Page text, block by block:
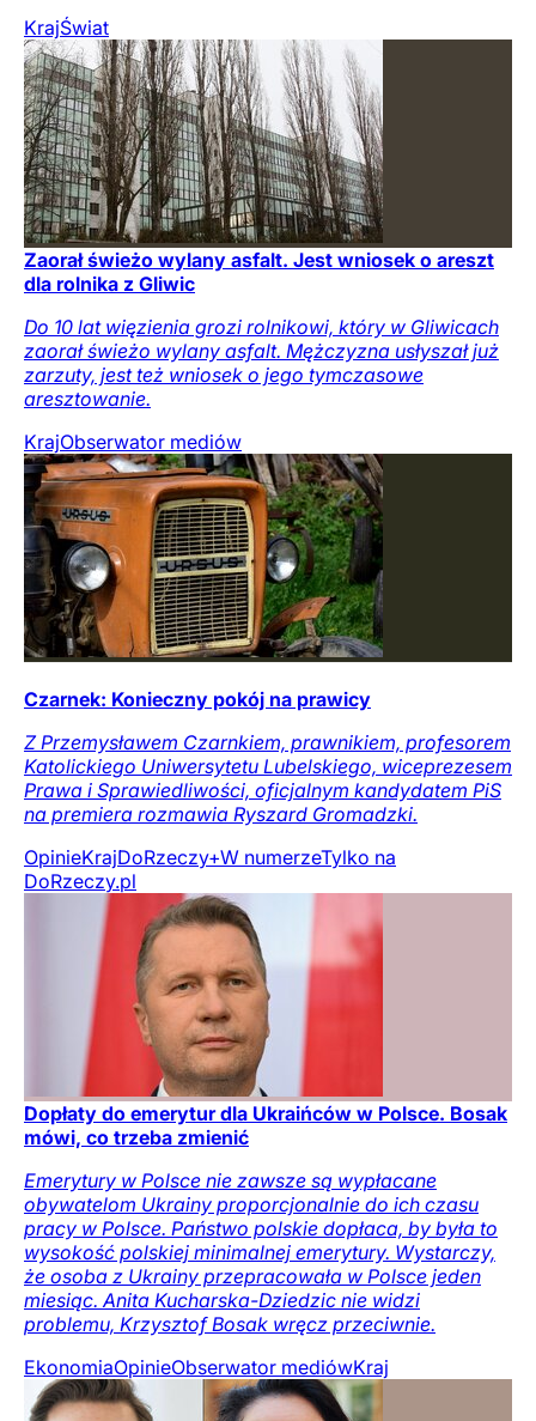
KrajŚwiat
Zaorał świeżo wylany asfalt. Jest wniosek o areszt
dla rolnika z Gliwic
Do 10 lat więzienia grozi rolnikowi, który w Gliwicach
zaorał świeżo wylany asfalt. Mężczyzna usłyszał już
zarzuty, jest też wniosek o jego tymczasowe
aresztowanie.
KrajObserwator mediów
Czarnek: Konieczny pokój na prawicy
Z Przemysławem Czarnkiem, prawnikiem, profesorem
Katolickiego Uniwersytetu Lubelskiego, wiceprezesem
Prawa i Sprawiedliwości, oficjalnym kandydatem PiS
na premiera rozmawia Ryszard Gromadzki.
OpinieKrajDoRzeczy+W numerzeTylko na
DoRzeczy.pl
Dopłaty do emerytur dla Ukraińców w Polsce. Bosak
mówi, co trzeba zmienić
Emerytury w Polsce nie zawsze są wypłacane
obywatelom Ukrainy proporcjonalnie do ich czasu
pracy w Polsce. Państwo polskie dopłaca, by była to
wysokość polskiej minimalnej emerytury. Wystarczy,
że osoba z Ukrainy przepracowała w Polsce jeden
miesiąc. Anita Kucharska-Dziedzic nie widzi
problemu, Krzysztof Bosak wręcz przeciwnie.
EkonomiaOpinieObserwator mediówKraj